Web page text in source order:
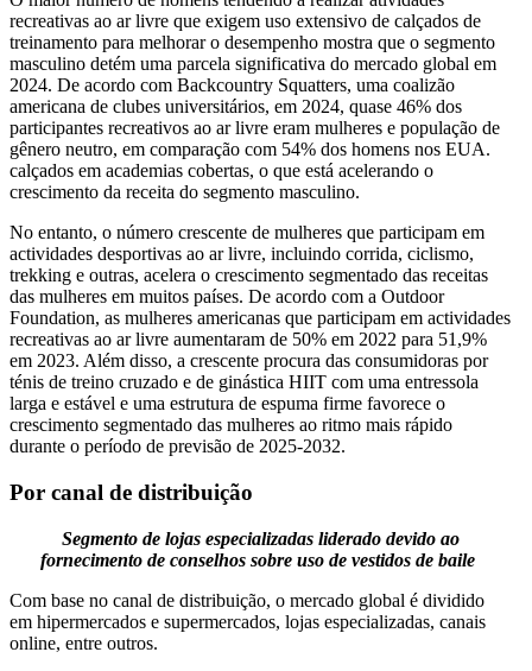
recreativas ao ar livre que exigem uso extensivo de calçados de
treinamento para melhorar o desempenho mostra que o segmento
masculino detém uma parcela significativa do mercado global em
2024. De acordo com Backcountry Squatters, uma coalizão
americana de clubes universitários, em 2024, quase 46% dos
participantes recreativos ao ar livre eram mulheres e população de
gênero neutro, em comparação com 54% dos homens nos EUA.
calçados em academias cobertas, o que está acelerando o
crescimento da receita do segmento masculino.
No entanto, o número crescente de mulheres que participam em
actividades desportivas ao ar livre, incluindo corrida, ciclismo,
trekking e outras, acelera o crescimento segmentado das receitas
das mulheres em muitos países. De acordo com a Outdoor
Foundation, as mulheres americanas que participam em actividades
recreativas ao ar livre aumentaram de 50% em 2022 para 51,9%
em 2023. Além disso, a crescente procura das consumidoras por
ténis de treino cruzado e de ginástica HIIT com uma entressola
larga e estável e uma estrutura de espuma firme favorece o
crescimento segmentado das mulheres ao ritmo mais rápido
durante o período de previsão de 2025-2032.
Por canal de distribuição
Segmento de lojas especializadas liderado devido ao
fornecimento de conselhos sobre uso de vestidos de baile
Com base no canal de distribuição, o mercado global é dividido
em hipermercados e supermercados, lojas especializadas, canais
online, entre outros.